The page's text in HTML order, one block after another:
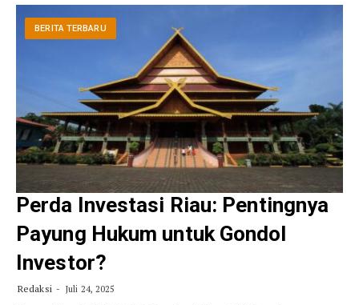
BERITA TERBARU
Perda Investasi Riau: Pentingnya
Payung Hukum untuk Gondol
Investor?
Redaksi Juli 24, 2025